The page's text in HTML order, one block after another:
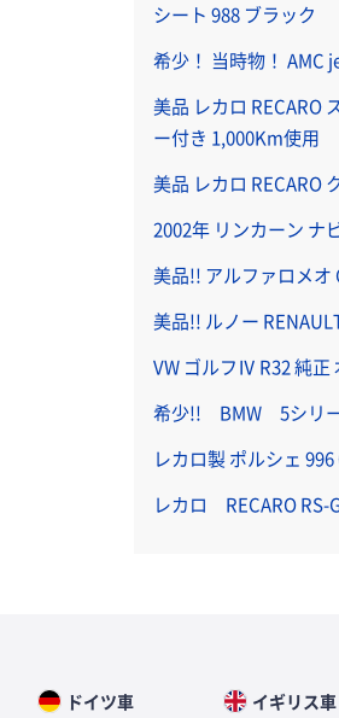
シート 988 ブラック
希少！ 当時物！ AMC
美品 レカロ RECARO
ー付き 1,000Km使用
美品 レカロ RECARO
2002年 リンカーン ナ
美品!! アルファロメオ
美品!! ルノー
VW ゴルフⅣ R32 純正
希少!! BMW 5シリ
レカロ製 ポルシェ
レカロ RECARO
ドイツ車 イギリス車